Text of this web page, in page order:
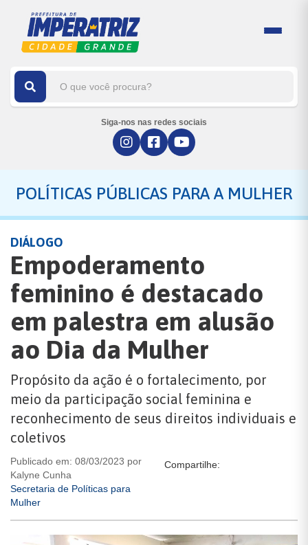
Siga-nos nas redes sociais
POLÍTICAS PÚBLICAS PARA A MULHER
DIÁLOGO
Empoderamento
feminino é destacado
em palestra em alusão
ao Dia da Mulher
Propósito da ação é o fortalecimento, por
meio da participação social feminina e
reconhecimento de seus direitos individuais e
coletivos
Publicado em: 08/03/2023 por
Kalyne Cunha
Secretaria de Políticas para
Mulher
Compartilhe: